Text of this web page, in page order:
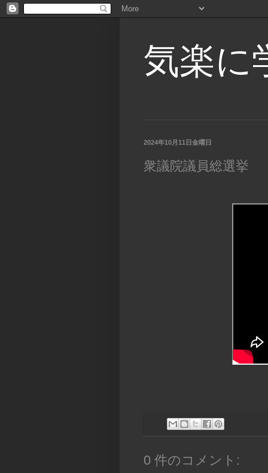
気楽に
2024年10月11日金曜日
衆議院議員総選挙
0 件のコメント: